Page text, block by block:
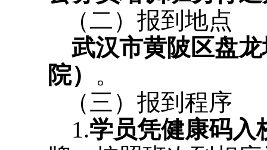
（二）报到地点
武汉市黄陂区盘
院） 。
（三）报到程序
1.学员凭健康码入